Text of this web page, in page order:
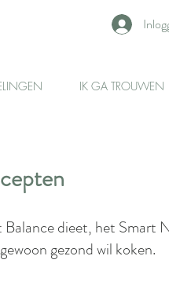
IK GA TROUWEN
dieet, het Smart
gezond wil koken.